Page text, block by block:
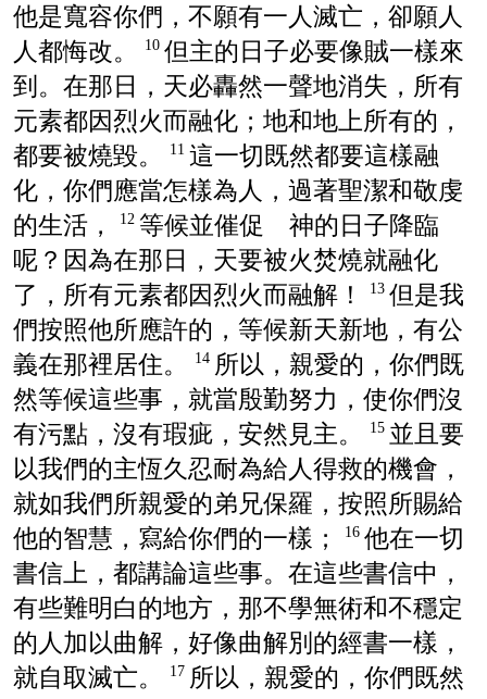
他是寬容你們，不願有一人滅亡，卻願人
人都悔改。
10 但主的日子必要像賊一樣來
到。在那日，天必轟然一聲地消失，所有
元素都因烈火而融化；地和地上所有的，
都要被燒毀。
11 這一切既然都要這樣融
化，你們應當怎樣為人，過著聖潔和敬虔
的生活，
12 等候並催促 神的日子降臨
呢？因為在那日，天要被火焚燒就融化
了，所有元素都因烈火而融解！
13 但是我
們按照他所應許的，等候新天新地，有公
義在那裡居住。
14 所以，親愛的，你們既
然等候這些事，就當殷勤努力，使你們沒
有污點，沒有瑕疵，安然見主。
15 並且要
以我們的主恆久忍耐為給人得救的機會，
就如我們所親愛的弟兄保羅，按照所賜給
他的智慧，寫給你們的一樣；
16 他在一切
書信上，都講論這些事。在這些書信中，
有些難明白的地方，那不學無術和不穩定
的人加以曲解，好像曲解別的經書一樣，
就自取滅亡。
17 所以，親愛的，你們既然